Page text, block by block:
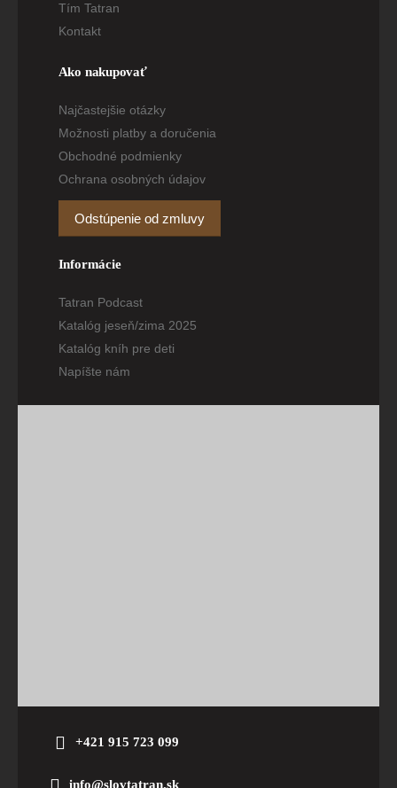
Tím Tatran
Kontakt
Ako nakupovať
Najčastejšie otázky
Možnosti platby a doručenia
Obchodné podmienky
Ochrana osobných údajov
Odstúpenie od zmluvy
Informácie
Tatran Podcast
Katalóg jeseň/zima 2025
Katalóg kníh pre deti
Napíšte nám
+421 915 723 099
info@slovtatran.sk